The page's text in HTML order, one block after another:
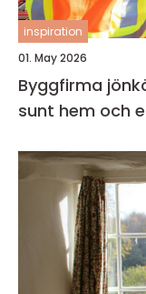
inspiration
01. May 2026
Byggfirma jönköping
sunt hem och